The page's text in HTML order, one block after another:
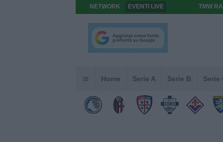
NETWORK EVENTI LIVE TMW
Home Serie A Serie B Serie